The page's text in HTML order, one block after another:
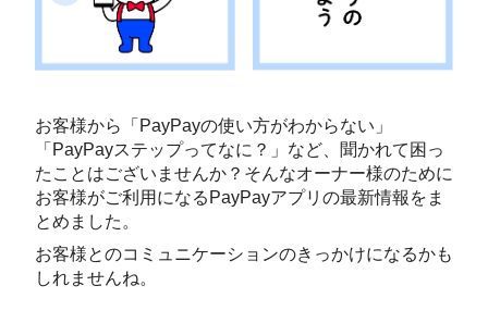
お客様から「PayPayの使い方がわからない」
「PayPayステップってなに？」など、聞かれて困っ
たことはございませんか？そんなオーナー様のために
お客様がご利用になるPayPayアプリの最新情報をま
とめました。
お客様とのコミュニケーションのきっかけになるかも
しれませんね。